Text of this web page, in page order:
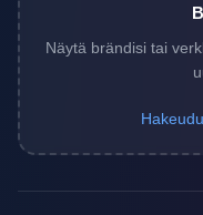
Näytä brändisi tai